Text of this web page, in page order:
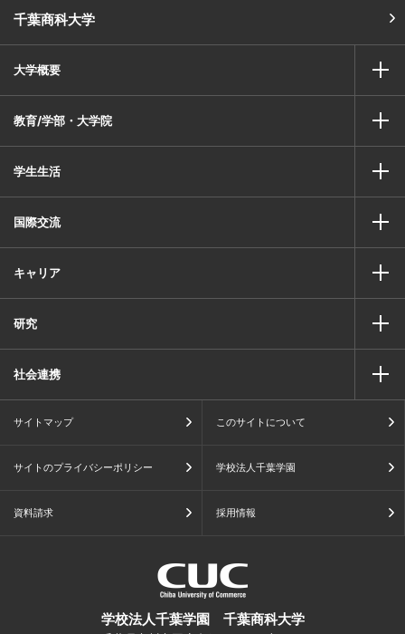
千葉商科大学
大学概要
教育/学部・大学院
学生生活
国際交流
キャリア
研究
社会連携
サイトマップ このサイトについて
サイトのプライバシーポリシー 学校法人千葉学園
資料請求 採用情報
学校法人千葉学園 千葉商科大学